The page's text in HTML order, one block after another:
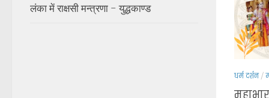
धर्म दर्शन/
लंका में राक्षसी मन्त्रणा – युद्धकाण्ड